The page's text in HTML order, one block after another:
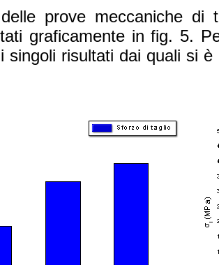
prove meccaniche
graficamente in fig. 5.
singoli risultati dai quali si